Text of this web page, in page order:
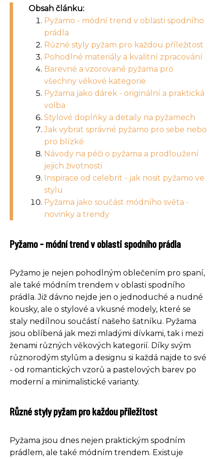
Obsah článku:
Pyžamo - módní trend v oblasti spodního
prádla
Různé styly pyžam pro každou příležitost
Pohodlné materiály a kvalitní zpracování
Barevné a vzorované pyžama pro
všechny věkové kategorie
Pyžama jako dárek - originální a praktická
volba
Stylové doplňky a detaily na pyžamech
Jak vybrat správné pyžamo pro sebe nebo
pro blízké
Návody na péči o pyžama a prodloužení
jejich životnosti
Inspirace od celebrit - jak nosit pyžamo ve
stylu
Pyžama jako součást módního světa -
novinky a trendy
Pyžamo - módní trend v oblasti spodního prádla
Pyžamo je nejen pohodlným oblečením pro spaní,
ale také módním trendem v oblasti spodního
prádla. Již dávno nejde jen o jednoduché a nudné
kousky, ale o stylové a vkusné modely, které se
staly nedílnou součástí našeho šatníku. Pyžama
jsou oblíbená jak mezi mladými dívkami, tak i mezi
ženami různých věkových kategorií. Díky svým
různorodým stylům a designu si každá najde to své
- od romantických vzorů a pastelových barev po
moderní a minimalistické varianty.
Různé styly pyžam pro každou příležitost
Pyžama jsou dnes nejen praktickým spodním
prádlem, ale také módním trendem. Existuje